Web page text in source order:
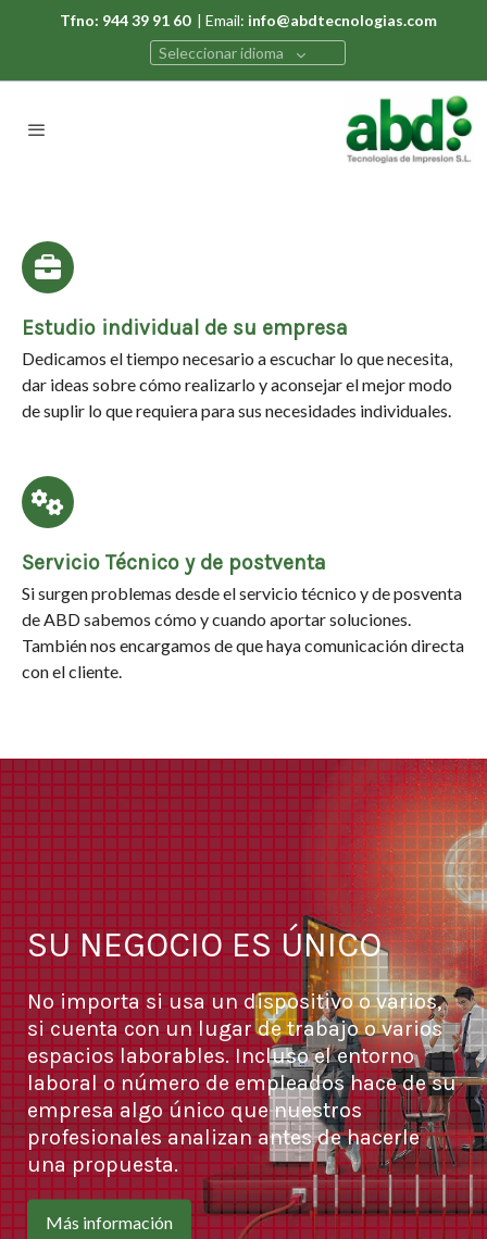
Tfno: 944 39 91 60| Email: info@abdtecnologias.com
Seleccionar idioma
Estudio individual de su empresa
Dedicamos el tiempo necesario a escuchar lo que necesita,
dar ideas sobre cómo realizarlo y aconsejar el mejor modo
de suplir lo que requiera para sus necesidades individuales.
Servicio Técnico y de postventa
Si surgen problemas desde el servicio técnico y de posventa
de ABD sabemos cómo y cuando aportar soluciones.
También nos encargamos de que haya comunicación directa
con el cliente.
SU NEGOCIO ES ÚNICO
No importa si usa un dispositivo o varios,
si cuenta con un lugar de trabajo o varios
espacios laborables. Incluso el entorno
laboral o número de empleados hace de su
empresa algo único que nuestros
profesionales analizan antes de hacerle
una propuesta.
Más información